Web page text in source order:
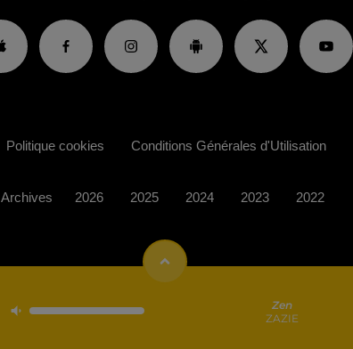
Zen
ZAZIE
Politique cookies Conditions Générales d'Utilisation
Archives 2026 2025 2024 2023 2022